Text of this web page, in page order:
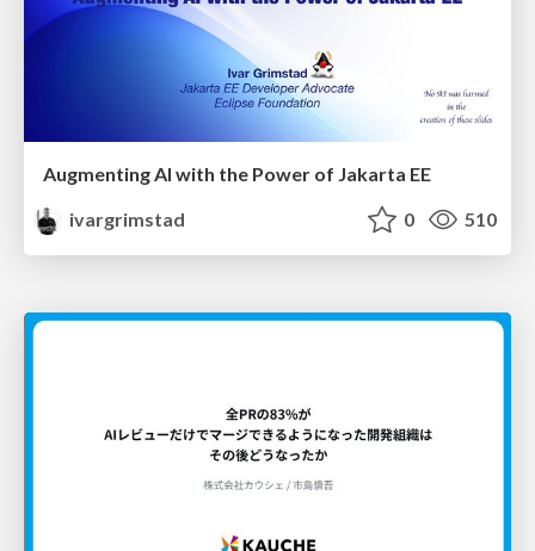
Augmenting AI with the Power of Jakarta EE
ivargrimstad
0 510